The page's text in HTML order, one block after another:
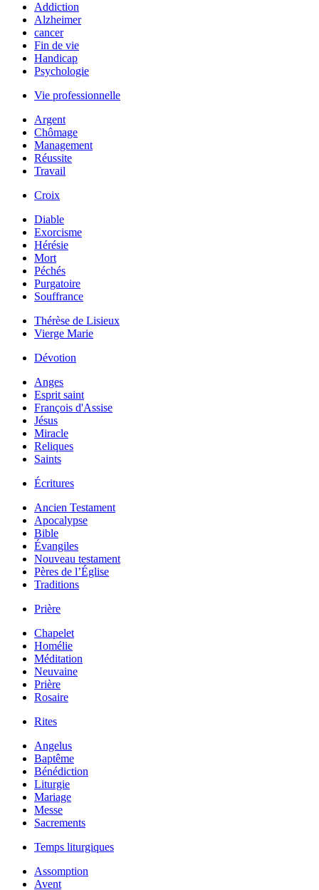
Addiction
Alzheimer
cancer
Fin de vie
Handicap
Psychologie
Vie professionnelle
Argent
Chômage
Management
Réussite
Travail
Croix
Diable
Exorcisme
Hérésie
Mort
Péchés
Purgatoire
Souffrance
Thérèse de Lisieux
Vierge Marie
Dévotion
Anges
Esprit saint
François d'Assise
Jésus
Miracle
Reliques
Saints
Écritures
Ancien Testament
Apocalypse
Bible
Évangiles
Nouveau testament
Pères de l’Église
Traditions
Prière
Chapelet
Homélie
Méditation
Neuvaine
Prière
Rosaire
Rites
Angelus
Baptême
Bénédiction
Liturgie
Mariage
Messe
Sacrements
Temps liturgiques
Assomption
Avent